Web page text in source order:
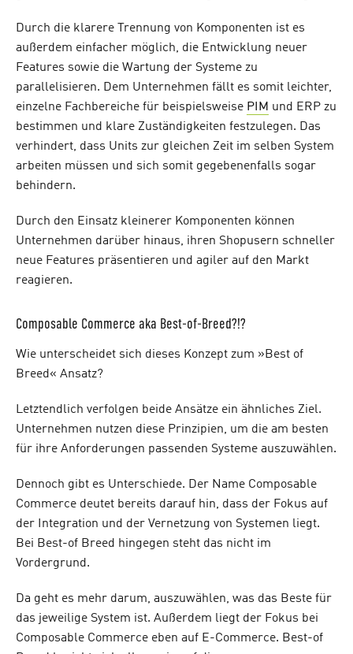
Durch die klarere Trennung von Komponenten ist es
außerdem einfacher möglich, die Entwicklung neuer
Features sowie die Wartung der Systeme zu
parallelisieren. Dem Unternehmen fällt es somit leichter,
einzelne Fachbereiche für beispielsweise PIM und ERP zu
bestimmen und klare Zuständigkeiten festzulegen. Das
verhindert, dass Units zur gleichen Zeit im selben System
arbeiten müssen und sich somit gegebenenfalls sogar
behindern.
Durch den Einsatz kleinerer Komponenten können
Unternehmen darüber hinaus, ihren Shopusern schneller
neue Features präsentieren und agiler auf den Markt
reagieren.
Composable Commerce aka Best-of-Breed?!?
Wie unterscheidet sich dieses Konzept zum »Best of
Breed« Ansatz?
Letztendlich verfolgen beide Ansätze ein ähnliches Ziel.
Unternehmen nutzen diese Prinzipien, um die am besten
für ihre Anforderungen passenden Systeme auszuwählen.
Dennoch gibt es Unterschiede. Der Name Composable
Commerce deutet bereits darauf hin, dass der Fokus auf
der Integration und der Vernetzung von Systemen liegt.
Bei Best-of Breed hingegen steht das nicht im
Vordergrund.
Da geht es mehr darum, auszuwählen, was das Beste für
das jeweilige System ist. Außerdem liegt der Fokus bei
Composable Commerce eben auf E-Commerce. Best-of